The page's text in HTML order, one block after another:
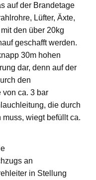
auf der Brandetage
Lüfter, Äxte,
den über 20kg
geschafft werden.
30m hohen
dar, denn auf der
den
von ca. 3 bar
die durch
wiegt befüllt ca.
an
in Stellung